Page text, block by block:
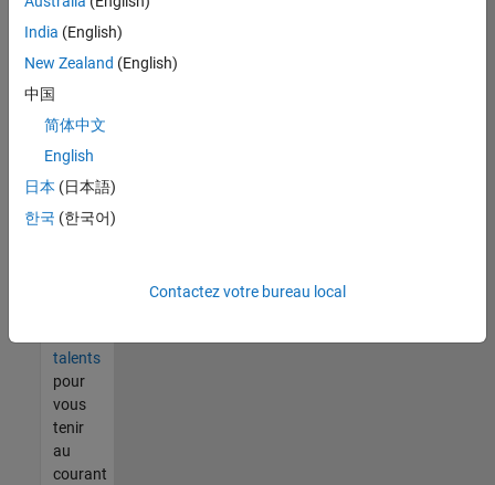
malgré
tout
vous
trouvez
pas
d'offre
corresponde
à vos
talents
pour
vous
tenir
au
courant
India (English)
New Zealand (English)
中国
简体中文
English
日本 (日本語)
한국 (한국어)
Contactez votre bureau local